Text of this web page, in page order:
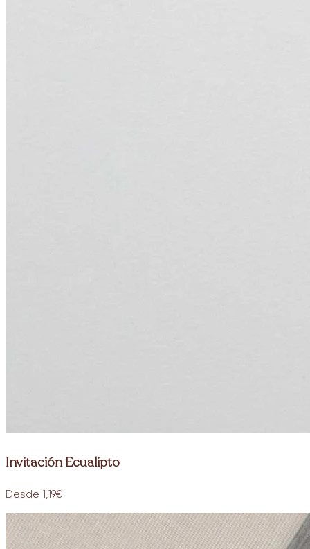
Invitación Ecualipto
Desde 1,19€